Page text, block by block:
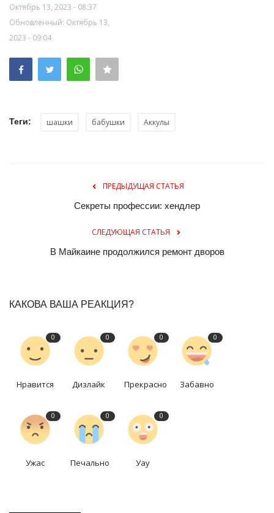
Октябрь 13, 2023 - 08:37
Обновленный: Октябрь 13,
2023 - 09:04
Теги: шашки бабушки Аккулы
ПРЕДЫДУЩАЯ СТАТЬЯ
Секреты профессии: хендлер
СЛЕДУЮЩАЯ СТАТЬЯ
В Майкаине продолжился ремонт дворов
КАКОВА ВАША РЕАКЦИЯ?
0
Нравится
0
Дизлайк
0
Прекрасно
0
Забавно
0
Ужас
0
Печально
0
Уау